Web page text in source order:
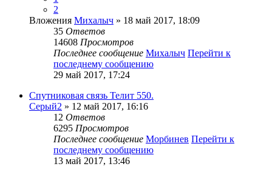
2
Вложения Михалыч » 18 май 2017, 18:09
35 Ответов
14608 Просмотров
Последнее сообщение Михалыч Перейти к
последнему сообщению
29 май 2017, 17:24
Спутниковая связь Телит 550.
Серый2 » 12 май 2017, 16:16
12 Ответов
6295 Просмотров
Последнее сообщение Морбинев Перейти к
последнему сообщению
13 май 2017, 13:46